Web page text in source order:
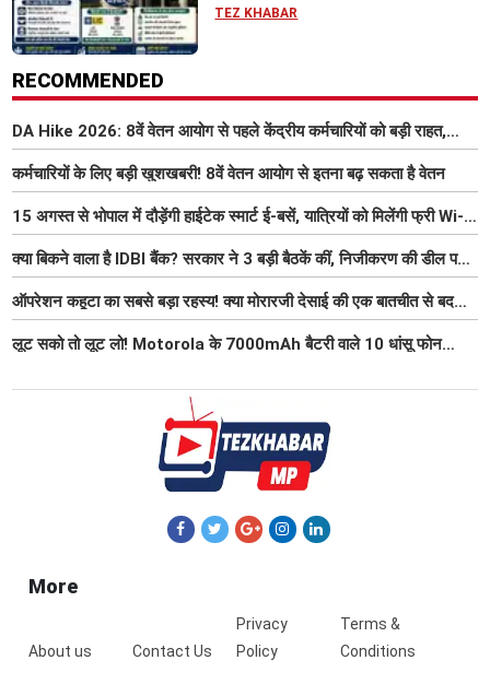
हलचल
TEZ KHABAR
RECOMMENDED
DA Hike 2026: 8वें वेतन आयोग से पहले केंद्रीय कर्मचारियों को बड़ी राहत,
महंगाई भत्ता 63% होने की संभावना
कर्मचारियों के लिए बड़ी खुशखबरी! 8वें वेतन आयोग से इतना बढ़ सकता है वेतन
15 अगस्त से भोपाल में दौड़ेंगी हाईटेक स्मार्ट ई-बसें, यात्रियों को मिलेंगी फ्री Wi-
Fi समेत आधुनिक सुविधा
क्या बिकने वाला है IDBI बैंक? सरकार ने 3 बड़ी बैठकें कीं, निजीकरण की डील पर
बढ़ी हलचल
ऑपरेशन कहूटा का सबसे बड़ा रहस्य! क्या मोरारजी देसाई की एक बातचीत से बदल
गया था भारत का गुप्त मिशन?
लूट सको तो लूट लो! Motorola के 7000mAh बैटरी वाले 10 धांसू फोन
More
About us Contact Us
Privacy
Policy
Terms &
Conditions